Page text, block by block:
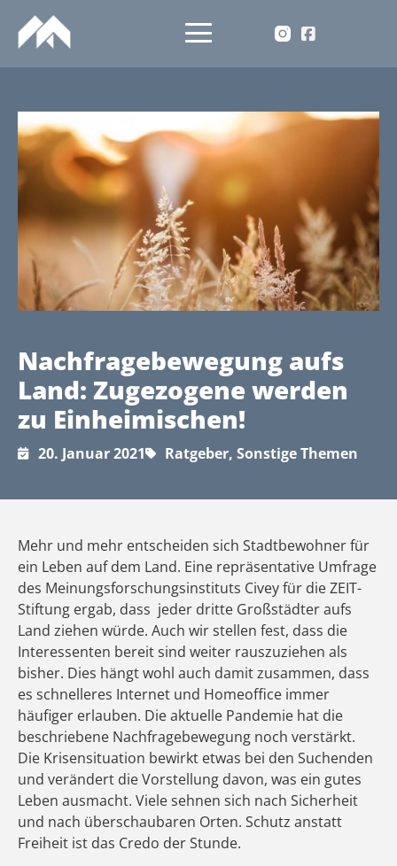
Nachfragebewegung aufs
Land: Zugezogene werden
zu Einheimischen!
20. Januar 2021 Ratgeber, Sonstige Themen
Mehr und mehr entscheiden sich Stadtbewohner für
ein Leben auf dem Land. Eine repräsentative Umfrage
des Meinungsforschungsinstituts Civey für die ZEIT-
Stiftung ergab, dass jeder dritte Großstädter aufs
Land ziehen würde. Auch wir stellen fest, dass die
Interessenten bereit sind weiter rauszuziehen als
bisher. Dies hängt wohl auch damit zusammen, dass
es schnelleres Internet und Homeoffice immer
häufiger erlauben. Die aktuelle Pandemie hat die
beschriebene Nachfragebewegung noch verstärkt.
Die Krisensituation bewirkt etwas bei den Suchenden
und verändert die Vorstellung davon, was ein gutes
Leben ausmacht. Viele sehnen sich nach Sicherheit
und nach überschaubaren Orten. Schutz anstatt
Freiheit ist das Credo der Stunde.